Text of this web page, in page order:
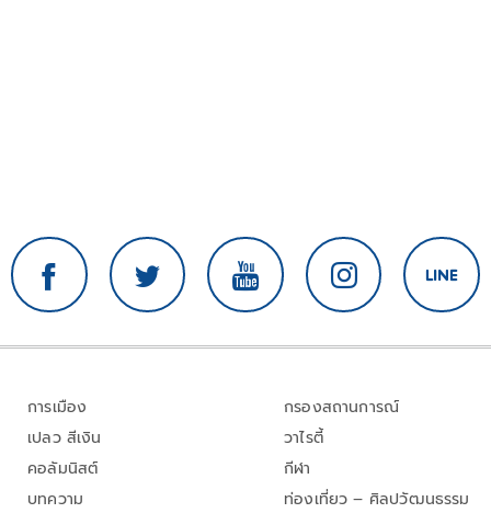
การเมือง
เปลว สีเงิน
คอลัมนิสต์
บทความ
กรองสถานการณ์
วาไรตี้
กีฬา
ท่องเที่ยว – ศิลปวัฒนธรรม